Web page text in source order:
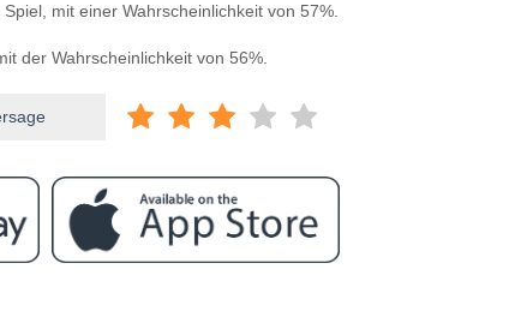
mit einer Wahrscheinlichkeit von 57%.
der Wahrscheinlichkeit von 56%.